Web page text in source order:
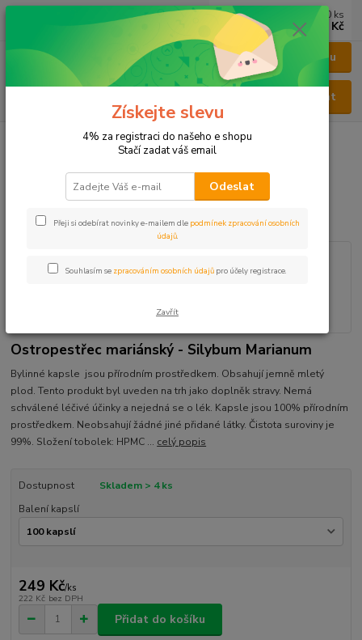
Menu
Hledat
0 ks
0 Kč
KAPSLE KAPSLE BYLINNÉ
Bylinné kapsle Ostropestřec
Bylinné kapsle Ostropestřec
mariánský
Ostropestřec mariánský - Silybum Marianum
Bylinné kapsle jsou přírodním prostředkem. Obsahují jemně mletý
plod. Tento produkt byl uveden na trh jako doplněk stravy. Nemá
schválené léčivé účinky a nejedná se o lék. Kapsle jsou 100% přírodním
prostředkem. Neobsahují žádné jiné přidané látky. Čistota suroviny je
99%. Složení tobolek: HPMC ... celý popis
Dostupnost
Skladem > 4 ks
Balení kapslí
249 Kč/ks
222 Kč bez DPH
Přidat do košíku
Získejte slevu
4% za registraci do našeho e shopu
Stačí zadat váš email
Odeslat
Přeji si odebírat novinky e-mailem dle podmínek zpracování osobních
údajů.
Souhlasím se zpracováním osobních údajů pro účely registrace.
Zavřít